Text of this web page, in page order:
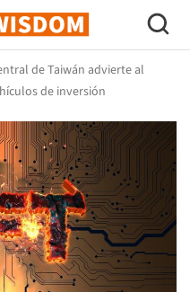
Bitcoin
de Taiwán advierte al
de inversión